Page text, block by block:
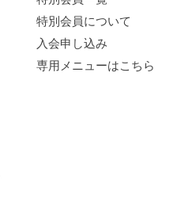
特別会員について
入会申し込み
専用メニューはこちら